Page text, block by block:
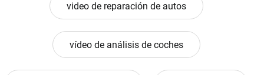
video de reparación de autos
vídeo de análisis de coches